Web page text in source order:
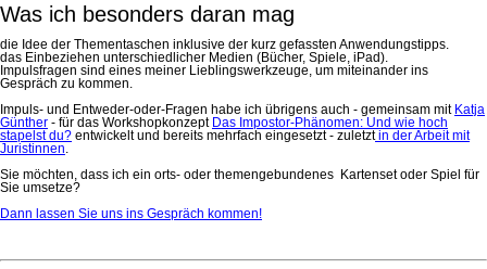
Was ich besonders daran mag
die Idee der Thementaschen inklusive der kurz gefassten Anwendungstipps.
das Einbeziehen unterschiedlicher Medien (Bücher, Spiele, iPad).
Impulsfragen sind eines meiner Lieblingswerkzeuge, um miteinander ins
Gespräch zu kommen.
Impuls- und Entweder-oder-Fragen habe ich übrigens auch - gemeinsam mit Katja
Günther - für das Workshopkonzept Das Impostor-Phänomen: Und wie hoch
stapelst du? entwickelt und bereits mehrfach eingesetzt - zuletztin der Arbeit mit
Juristinnen.
Sie möchten, dass ich ein orts- oder themengebundenes Kartenset oder Spiel für
Sie umsetze?
Dann lassen Sie uns ins Gespräch kommen!